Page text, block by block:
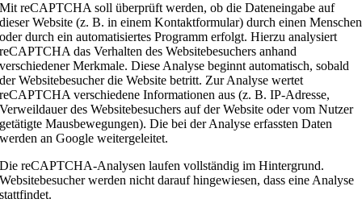
Mit reCAPTCHA soll überprüft werden, ob die Dateneingabe auf
dieser Website (z. B. in einem Kontaktformular) durch einen Menschen
oder durch ein automatisiertes Programm erfolgt. Hierzu analysiert
reCAPTCHA das Verhalten des Websitebesuchers anhand
verschiedener Merkmale. Diese Analyse beginnt automatisch, sobald
der Websitebesucher die Website betritt. Zur Analyse wertet
reCAPTCHA verschiedene Informationen aus (z. B. IP-Adresse,
Verweildauer des Websitebesuchers auf der Website oder vom Nutzer
getätigte Mausbewegungen). Die bei der Analyse erfassten Daten
werden an Google weitergeleitet.
Die reCAPTCHA-Analysen laufen vollständig im Hintergrund.
Websitebesucher werden nicht darauf hingewiesen, dass eine Analyse
stattfindet.